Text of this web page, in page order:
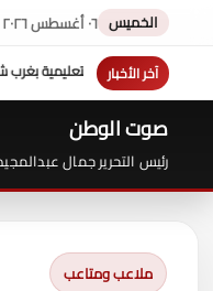
الخميس ٠٦ أغسطس ٢٠٢٦
آخر الأخبار
وزيرالخيمة وتوعد للمخالفين
صوت الوطن
رئيس التحرير جمال
ملاعب ومتاعب